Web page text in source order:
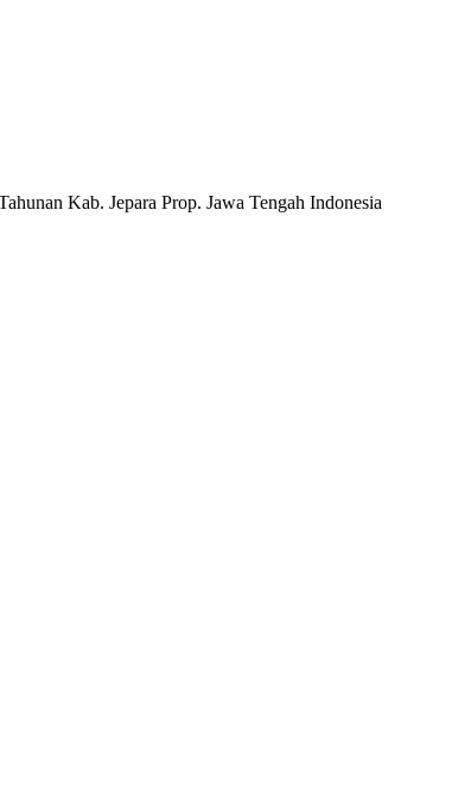
Kab. Jepara Prop. Jawa Tengah Indonesia